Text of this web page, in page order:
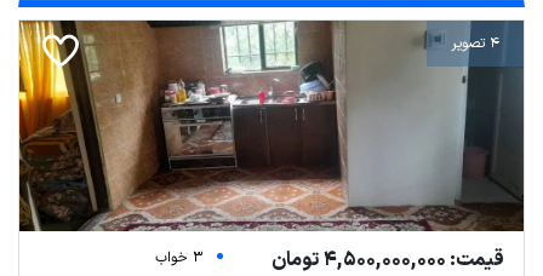
4 تصویر
قیمت: 4,500,000,000 تومان
3 خواب